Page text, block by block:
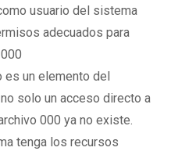
usuario del sistema
adecuados para
un elemento del
solo un acceso directo a
000 ya no existe.
tenga los recursos